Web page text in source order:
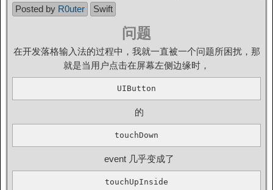
Posted by R0uter Swift
问题
在开发落格输入法的过程中，我就一直被一个问题所困扰，那
就是当用户点击在屏幕左侧边缘时，
UIButton
的
touchDown
event 几乎变成了
touchUpInside